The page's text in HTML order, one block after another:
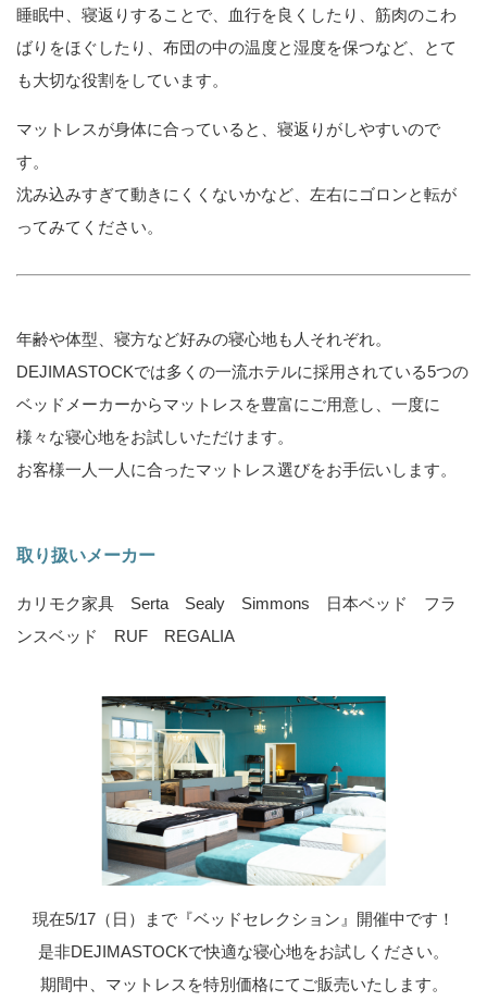
睡眠中、寝返りすることで、血行を良くしたり、筋肉のこわ
ばりをほぐしたり、布団の中の温度と湿度を保つなど、とて
も大切な役割をしています。
マットレスが身体に合っていると、寝返りがしやすいので
す。
沈み込みすぎて動きにくくないかなど、左右にゴロンと転が
ってみてください。
年齢や体型、寝方など好みの寝心地も人それぞれ。
DEJIMASTOCKでは多くの一流ホテルに採用されている5つの
ベッドメーカーからマットレスを豊富にご用意し、一度に
様々な寝心地をお試しいただけます。
お客様一人一人に合ったマットレス選びをお手伝いします。
取り扱いメーカー
カリモク家具 Serta Sealy Simmons 日本ベッド フラ
ンスベッド RUF REGALIA
現在5/17（日）まで『ベッドセレクション』開催中です！
是非DEJIMASTOCKで快適な寝心地をお試しください。
期間中、マットレスを特別価格にてご販売いたします。